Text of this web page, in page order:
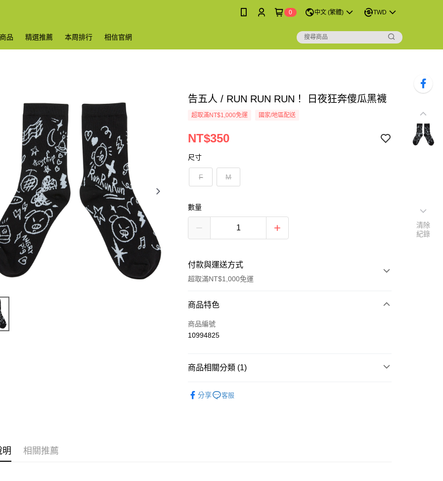
0 中文 (繁體) TWD
品 精選推薦 本周排行 相信官網
告五人 / RUN RUN RUN！ 日夜狂奔傻瓜黑襪
超取滿NT$1,000免運 國家/地區配送
NT$350
尺寸
F M
數量
付款與運送方式
超取滿NT$1,000免運
付款方式
信用卡一次付款
悠遊付
商品特色
商品編號
10994825
商品相關分類 (1)
分享
客服
明 相關推薦
清除
紀錄